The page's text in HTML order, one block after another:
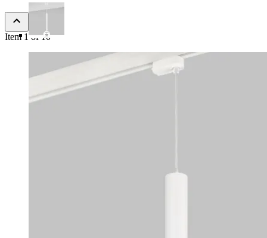
Item 1 of 10